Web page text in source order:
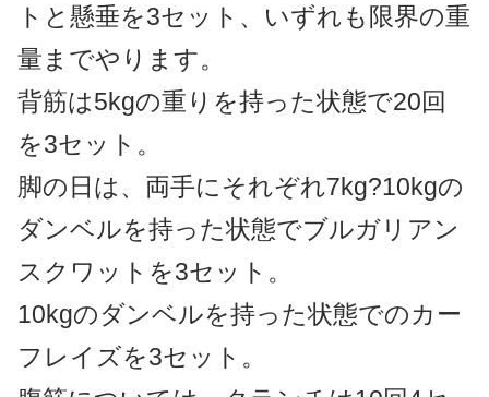
トと懸垂を3セット、いずれも限界の重
量までやります。
背筋は5kgの重りを持った状態で20回
を3セット。
脚の日は、両手にそれぞれ7kg?10kgの
ダンベルを持った状態でブルガリアン
スクワットを3セット。
10kgのダンベルを持った状態でのカー
フレイズを3セット。